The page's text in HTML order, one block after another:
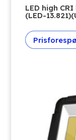
LED high
(LED-